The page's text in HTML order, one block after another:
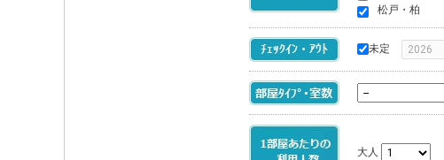
松戸・柏
未定
大人